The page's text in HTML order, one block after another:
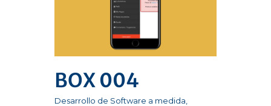
BOX 004
Desarrollo de Software a medida